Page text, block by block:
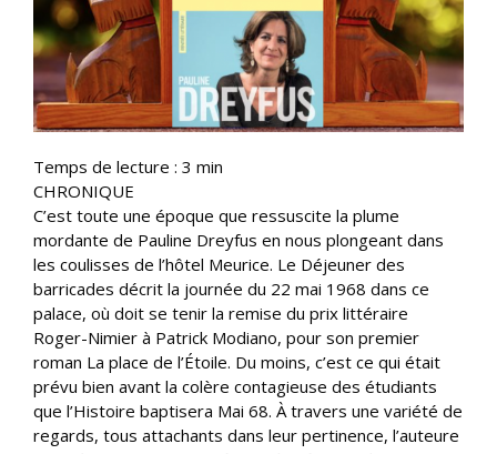
Temps de lecture : 3 min
CHRONIQUE
C’est toute une époque que ressuscite la plume
mordante de Pauline Dreyfus en nous plongeant dans
les coulisses de l’hôtel Meurice. Le Déjeuner des
barricades décrit la journée du 22 mai 1968 dans ce
palace, où doit se tenir la remise du prix littéraire
Roger-Nimier à Patrick Modiano, pour son premier
roman La place de l’Étoile. Du moins, c’est ce qui était
prévu bien avant la colère contagieuse des étudiants
que l’Histoire baptisera Mai 68. À travers une variété de
regards, tous attachants dans leur pertinence, l’auteure